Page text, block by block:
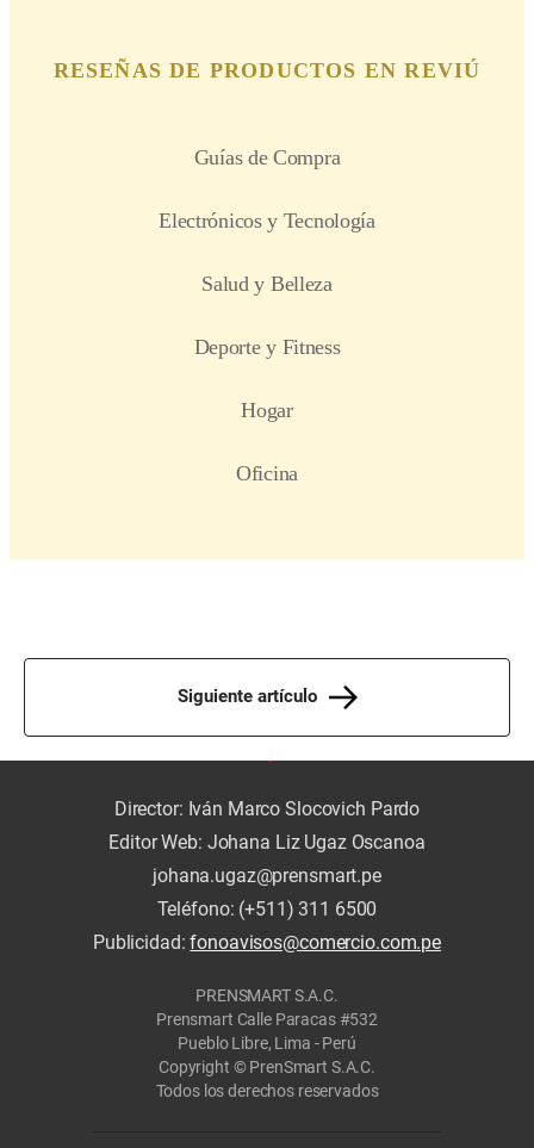
Siguiente artículo
Director: Iván Marco Slocovich Pardo
Editor Web: Johana Liz Ugaz Oscanoa
johana.ugaz@prensmart.pe
Teléfono: (+511) 311 6500
Publicidad:fonoavisos@comercio.com.pe
PRENSMART S.A.C.
Prensmart Calle Paracas #532
Pueblo Libre, Lima - Perú
Copyright © PrenSmart S.A.C.
Todos los derechos reservados